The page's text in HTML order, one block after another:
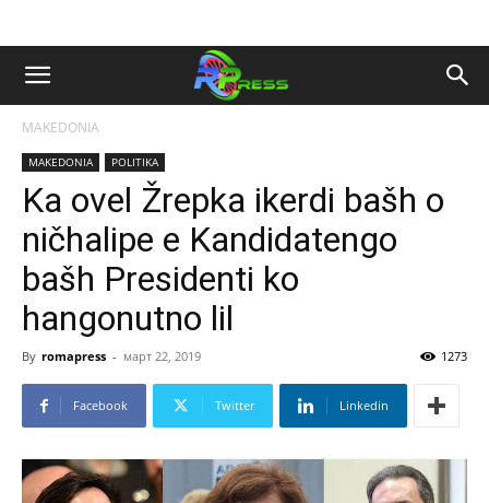
MAKEDONIA
MAKEDONIA POLITIKA
Ka ovel Žrepka ikerdi bašh o
ničhalipe e Kandidatengo
bašh Presidenti ko
hangonutno lil
By romapress - март 22, 2019 1273
Facebook Twitter Linkedin